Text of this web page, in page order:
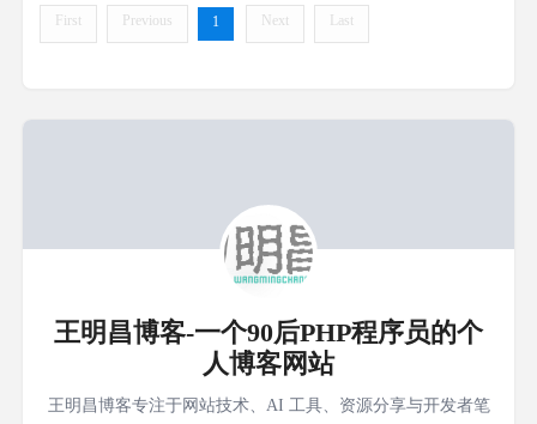
First Previous 1 Next Last
王明昌博客-一个90后PHP程序员的个
人博客网站
王明昌博客专注于网站技术、AI 工具、资源分享与开发者笔